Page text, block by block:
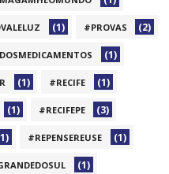
(1) #PROVAS (2)
(1)
(1) #RECIFE (1)
(1) #RECIFEPE (3)
#REPENSEREUSE (1)
(1)